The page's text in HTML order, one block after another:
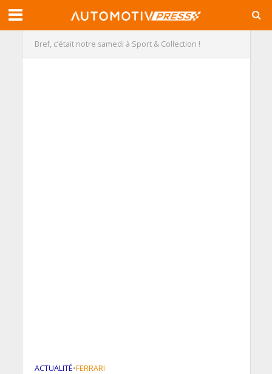
Bref, c’était notre samedi à Sport & Collection !
ACTUALITÉ•FERRARI